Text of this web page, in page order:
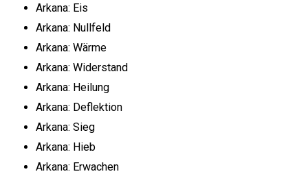
Arkana: Eis
Arkana: Nullfeld
Arkana: Wärme
Arkana: Widerstand
Arkana: Heilung
Arkana: Deflektion
Arkana: Sieg
Arkana: Hieb
Arkana: Erwachen